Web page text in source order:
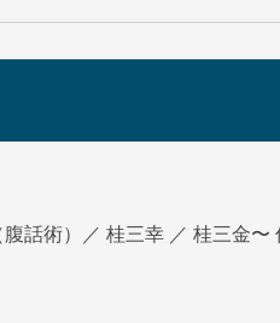
話術）／ 桂三幸 ／ 桂三金